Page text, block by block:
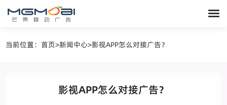
当前位置：首页>新闻中心>影视APP怎么对接广告？
影视APP怎么对接广告？